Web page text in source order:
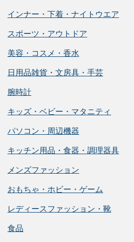
インナー・下着・ナイトウエア
スポーツ・アウトドア
美容・コスメ・香水
日用品雑貨・文房具・手芸
腕時計
キッズ・ベビー・マタニティ
パソコン・周辺機器
キッチン用品・食器・調理器具
メンズファッション
おもちゃ・ホビー・ゲーム
レディースファッション・靴
食品